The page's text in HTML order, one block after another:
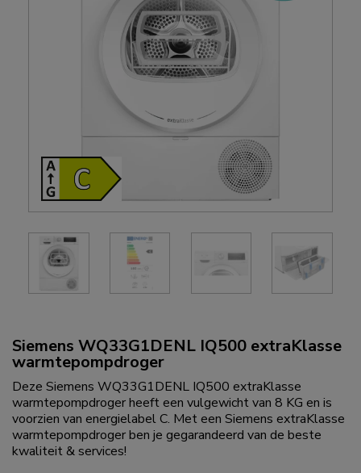
Siemens WQ33G1DENL IQ500 extraKlasse
warmtepompdroger
Deze Siemens WQ33G1DENL IQ500 extraKlasse
warmtepompdroger heeft een vulgewicht van 8 KG en is
voorzien van energielabel C. Met een Siemens extraKlasse
warmtepompdroger ben je gegarandeerd van de beste
kwaliteit & services!